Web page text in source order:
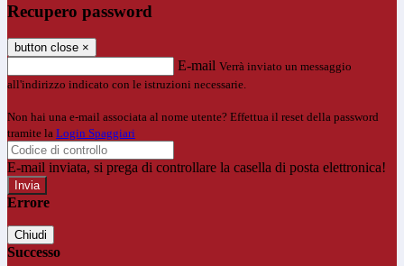
Recupero password
button close ×
E-mail Verrà inviato un messaggio
all'indirizzo indicato con le istruzioni necessarie.
Non hai una e-mail associata al nome utente? Effettua il reset della password
tramite la Login Spaggiari
E-mail inviata, si prega di controllare la casella di posta elettronica!
Errore
Chiudi
Successo